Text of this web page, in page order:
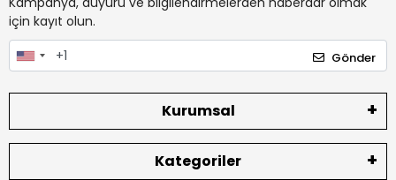
için kayıt olun.
Gönder
Kurumsal
Kategoriler